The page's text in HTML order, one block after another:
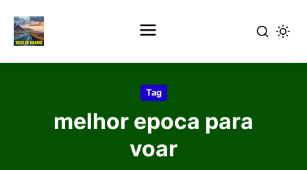
Tag
melhor epoca para
voar